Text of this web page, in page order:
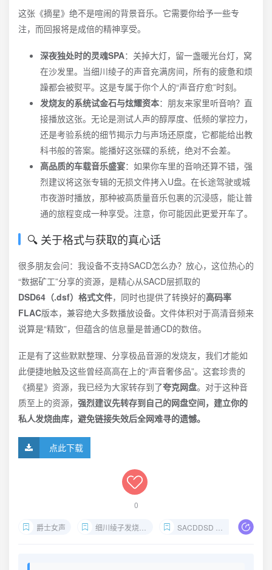
这张《摘星》绝不是喧闹的背景音乐。它需要你给予一些专
注，而回报将是成倍的精神享受。
深夜独处时的灵魂SPA：关掉大灯，留一盏暖光台灯，窝
在沙发里。当细川绫子的声音充满房间，所有的疲惫和烦
躁都会被熨平。这是专属于你个人的“声音疗愈”时刻。
发烧友的系统试金石与炫耀资本：朋友来家里听音响？直
接播放这张。无论是测试人声的醇厚度、低频的掌控力，
还是考验系统的细节揭示力与声场还原度，它都能给出教
科书般的答案。能播好这张碟的系统，绝对不会差。
高品质的车载音乐盛宴：如果你车里的音响还算不错，强
烈建议将这张专辑的无损文件拷入U盘。在长途驾驶或城
市夜游时播放，那种被高质量音乐包裹的沉浸感，能让普
通的旅程变成一种享受。注意，你可能因此更爱开车了。
🔍 关于格式与获取的真心话
很多朋友会问：我设备不支持SACD怎么办？放心，这位热心的
“数据矿工”分享的资源，是精心从SACD层抓取的
DSD64（.dsf）格式文件，同时也提供了转换好的高码率
FLAC版本，兼容绝大多数播放设备。文件体积对于高清音频来
说算是“精致”，但蕴含的信息量是普通CD的数倍。
正是有了这些默默整理、分享极品音源的发烧友，我们才能如
此便捷地触及这些曾经高高在上的“声音奢侈品”。这套珍贵的
《摘星》资源，我已经为大家转存到了夸克网盘。对于这种音
质至上的资源， 强烈建议先转存到自己的网盘空间，建立你的
私人发烧曲库，避免链接失效后全网难寻的遗憾。
点此下载
0
爵士女声 细川绫子发烧天碟 SACDDSD 高清人声试音碟